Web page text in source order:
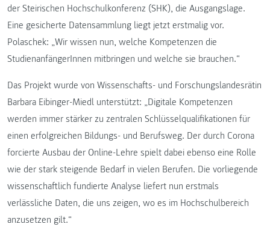
der Steirischen Hochschulkonferenz (SHK), die Ausgangslage.
Eine gesicherte Datensammlung liegt jetzt erstmalig vor.
Polaschek: „Wir wissen nun, welche Kompetenzen die
StudienanfängerInnen mitbringen und welche sie brauchen.“
Das Projekt wurde von Wissenschafts- und Forschungslandesrätin
Barbara Eibinger-Miedl unterstützt: „Digitale Kompetenzen
werden immer stärker zu zentralen Schlüsselqualifikationen für
einen erfolgreichen Bildungs- und Berufsweg. Der durch Corona
forcierte Ausbau der Online-Lehre spielt dabei ebenso eine Rolle
wie der stark steigende Bedarf in vielen Berufen. Die vorliegende
wissenschaftlich fundierte Analyse liefert nun erstmals
verlässliche Daten, die uns zeigen, wo es im Hochschulbereich
anzusetzen gilt.“